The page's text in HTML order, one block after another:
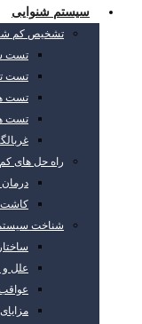
سیستم شنوایی
تشخیص کم
تست
تست
تست
تست
راه حل های
کاشت
شناخت
علل و